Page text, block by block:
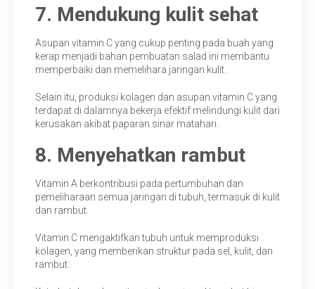
7. Mendukung kulit sehat
Asupan vitamin C yang cukup penting pada buah yang
kerap menjadi bahan pembuatan salad ini membantu
memperbaiki dan memelihara jaringan kulit.
Selain itu, produksi kolagen dan asupan vitamin C yang
terdapat di dalamnya bekerja efektif melindungi kulit dari
kerusakan akibat paparan sinar matahari.
8. Menyehatkan rambut
Vitamin A berkontribusi pada pertumbuhan dan
pemeliharaan semua jaringan di tubuh, termasuk di kulit
dan rambut.
Vitamin C mengaktifkan tubuh untuk memproduksi
kolagen, yang memberikan struktur pada sel, kulit, dan
rambut.